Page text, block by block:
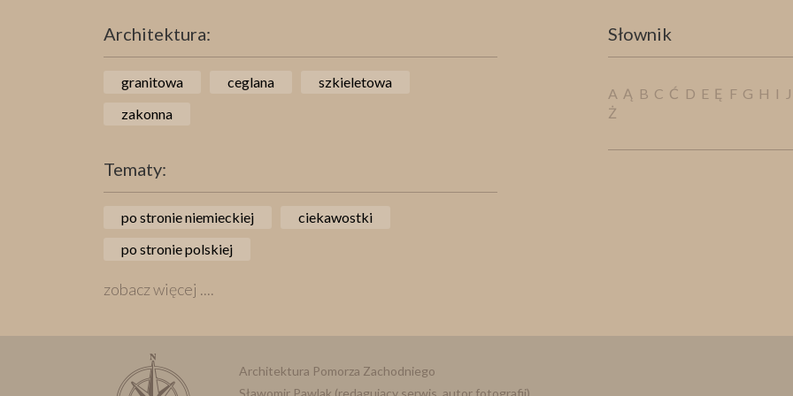
Architektura:
granitowa ceglana
szkieletowa
zakonna
Tematy:
po stronie niemieckiej
ciekawostki
po stronie polskiej
zobacz więcej ....
Słownik
A Ą B C Ć D E Ę F G H I J
Ż
Architektura Pomorza Zachodniego
Sławomir Pawlak (redagujący serwis. autor fotografii)